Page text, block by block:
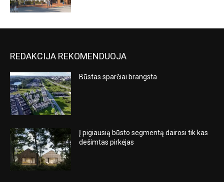
REDAKCIJA REKOMENDUOJA
Būstas sparčiai brangsta
Į pigiausią būsto segmentą dairosi tik kas
dešimtas pirkėjas